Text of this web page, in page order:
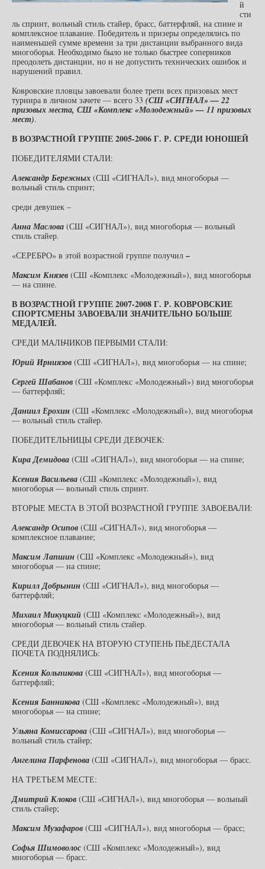
й
сти
ль спринт, вольный стиль стайер, брасс, баттерфляй, на спине и
комплексное плавание. Победитель и призеры определялись по
наименьшей сумме времени за три дистанции выбранного вида
многоборья. Необходимо было не только быстрее соперников
преодолеть дистанции, но и не допустить технических ошибок и
нарушений правил.
Ковровские пловцы завоевали более трети всех призовых мест
турнира в личном зачете — всего 33 (СШ «СИГНАЛ» — 22
призовых места, СШ «Комплекс «Молодежный» — 11 призовых
мест).
В ВОЗРАСТНОЙ ГРУППЕ 2005-2006 Г. Р. СРЕДИ ЮНОШЕЙ
ПОБЕДИТЕЛЯМИ СТАЛИ:
Александр Бережных (СШ «СИГНАЛ»), вид многоборья —
вольный стиль спринт;
среди девушек –
Анна Маслова (СШ «СИГНАЛ»), вид многоборья — вольный
стиль стайер.
«СЕРЕБРО» в этой возрастной группе получил –
Максим Князев (СШ «Комплекс «Молодежный»), вид многоборья
— на спине.
В ВОЗРАСТНОЙ ГРУППЕ 2007-2008 Г. Р. КОВРОВСКИЕ
СПОРТСМЕНЫ ЗАВОЕВАЛИ ЗНАЧИТЕЛЬНО БОЛЬШЕ
МЕДАЛЕЙ.
СРЕДИ МАЛЬЧИКОВ ПЕРВЫМИ СТАЛИ:
Юрий Ирниязов (СШ «СИГНАЛ»), вид многоборья — на спине;
Сергей Шабанов (СШ «Комплекс «Молодежный») вид многоборья
— баттерфляй;
Даниил Ерохин (СШ «Комплекс «Молодежный»), вид многоборья
— вольный стиль стайер.
ПОБЕДИТЕЛЬНИЦЫ СРЕДИ ДЕВОЧЕК:
Кира Демидова (СШ «СИГНАЛ»), вид многоборья — на спине;
Ксения Васильева (СШ «Комплекс «Молодежный»), вид
многоборья — вольный стиль спринт.
ВТОРЫЕ МЕСТА В ЭТОЙ ВОЗРАСТНОЙ ГРУППЕ ЗАВОЕВАЛИ:
Александр Осипов (СШ «СИГНАЛ»), вид многоборья —
комплексное плавание;
Максим Лапшин (СШ «Комплекс «Молодежный»), вид
многоборья — на спине;
Кирилл Добрынин (СШ «СИГНАЛ»), вид многоборья —
баттерфляй;
Михаил Микуцкий (СШ «Комплекс «Молодежный»), вид
многоборья — вольный стиль стайер.
СРЕДИ ДЕВОЧЕК НА ВТОРУЮ СТУПЕНЬ ПЬЕДЕСТАЛА
ПОЧЕТА ПОДНЯЛИСЬ:
Ксения Кольпикова (СШ «СИГНАЛ»), вид многоборья —
баттерфляй;
Ксения Банникова (СШ «Комплекс «Молодежный»), вид
многоборья — на спине;
Ульяна Комиссарова (СШ «СИГНАЛ»), вид многоборья —
вольный стиль стайер;
Ангелина Парфенова (СШ «СИГНАЛ»), вид многоборья — брасс.
НА ТРЕТЬЕМ МЕСТЕ:
Дмитрий Клоков (СШ «СИГНАЛ»), вид многоборья — вольный
стиль стайер;
Максим Музафаров (СШ «СИГНАЛ»), вид многоборья — брасс;
Софья Шимоволос (СШ «Комплекс «Молодежный»), вид
многоборья — брасс.